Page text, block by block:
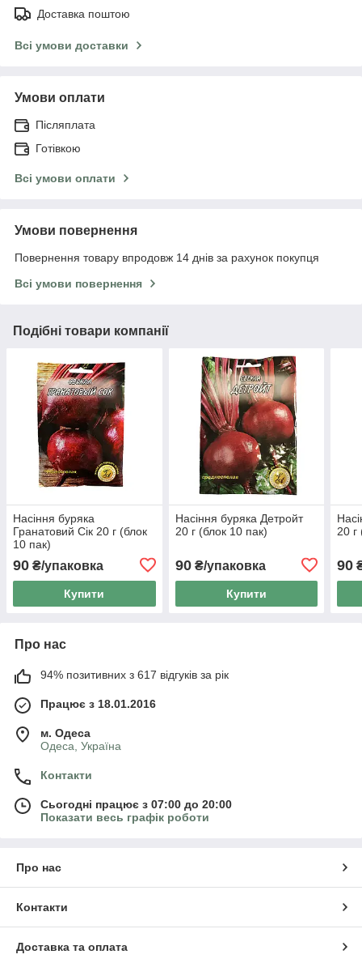
Доставка поштою
Всі умови доставки
Умови оплати
Післяплата
Готівкою
Всі умови оплати
Умови повернення
Повернення товару впродовж 14 днів за рахунок покупця
Всі умови повернення
Подібні товари компанії
Насіння буряка
Гранатовий Сік 20 г (блок
10 пак)
90 ₴/упаковка
Купити
Насіння буряка Детройт
20 г (блок 10 пак)
90₴/упаковка
Купити
20 г
90
Про нас
94% позитивних з 617 відгуків за рік
Працює з 18.01.2016
м. Одеса
Одеса, Україна
Контакти
Сьогодні працює з 07:00 до 20:00
Показати весь графік роботи
Про нас
Контакти
Доставка та оплата